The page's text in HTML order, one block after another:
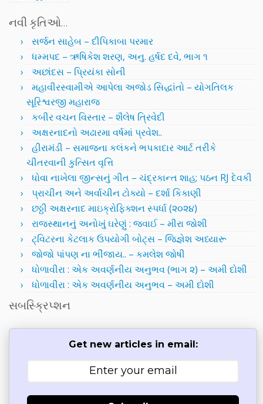
નવી કૃતિઓ…
સર્જન સાહેબ – દીપિકાબા પરમાર
ધમ્મપદ – ઋષિકેશ શરણ, અનુ. હર્ષદ દવે, ભાગ ૧
અછાંદસ – પ્રિયંકા સોની
મહાવીરસ્વામીએ આપેલા અજોડ સિદ્ધાંતો – યોગતિલક
સૂરિશ્વરજી મહારાજ
કબીર વચન વિસ્તાર – શૈલેષ ત્રિવેદી
અક્ષરનાદનો અઢારમા વર્ષમાં પ્રવેશ..
હીરામંડી – સમાજના કલંકને ભપકાદાર આર્ટ તરીકે
ચીતરવાની કુત્સિત વૃત્તિ
ધોવા નાખેલા જીન્સનું ગીત – ચંદ્રકાન્ત શાહ; પઠન RJ દેવકી
પ્રાચીન અને અર્વાચીન ટોક્યો – દર્શા કિકાણી
છઠ્ઠી અક્ષરનાદ માઇક્રોફિક્શન સ્પર્ધા (૨૦૨૪)
રાજસ્થાનનું અનોખું ઘરેણું : જવાઈ – મીરા જોશી
ટ્વિટરના કેટલાક ઉપયોગી બોટ્સ – જિજ્ઞેશ અધ્યારૂ
જોજો પાંપણ ના ભીંજાય.. – કમલેશ જોષી
ધોળાવીરા : એક અવર્ણનીય અનુભવ (ભાગ ૨) – અમી દોશી
ધોળાવીરા : એક અવર્ણનીય અનુભવ – અમી દોશી
સબસ્ક્રિપ્શન
Get new articles in email: